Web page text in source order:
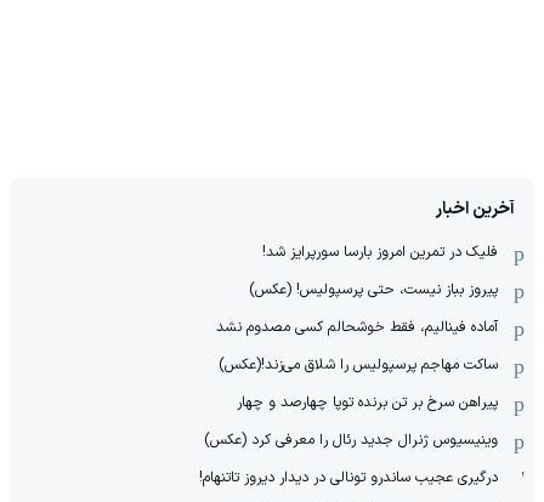
آخرین اخبار
فلیک در تمرین امروز بارسا سورپرایز شد!
پیروز بباز نیست، حتی پرسپولیس! (عکس)
آماده فینالیم، فقط خوشحالم کسی مصدوم نشد
ساکت مهاجم پرسپولیس را شلاق می‌زند!(عکس)
پیراهن سرخ بر تن برنده توپا چهارصد و چهار
وینیسیوس ژنرال جدید رئال را معرفی کرد (عکس)
درگیری عجیب ساندرو تونالی در دیدار دیروز تاتنهام!